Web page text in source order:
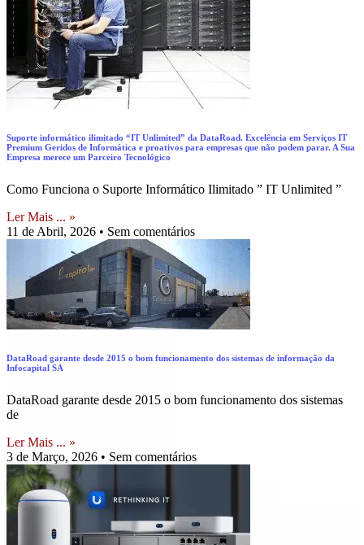
Suporte informático ilimitado “IT Unlimited” da DataRoad. Excelência em Serviços IT
Premium Geridos de Informática e proativos para empresas que não podem parar. A Sua
Empresa merece um Parceiro Tecnológico
Como Funciona o Suporte Informático Ilimitado ” IT Unlimited ”
Ler Mais ... »
11 de Abril, 2026
Sem comentários
DataRoad garante desde 2015 o bom funcionamento dos sistemas de informação da
Infocapital SA
DataRoad garante desde 2015 o bom funcionamento dos sistemas
de
Ler Mais ... »
3 de Março, 2026
Sem comentários